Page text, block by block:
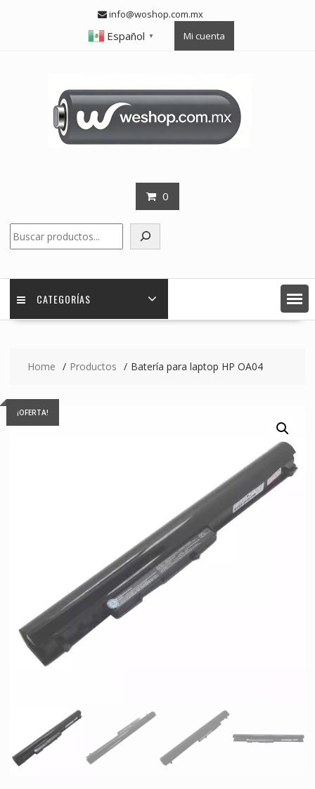
info@woshop.com.mx
Español ▼ Mi cuenta
0
CATEGORÍAS
Home Productos Batería para laptop HP OA04
¡OFERTA!